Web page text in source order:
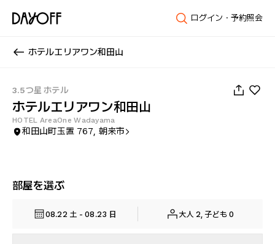
ログイン・予約照会
ホテルエリアワン和田山
3.5つ星 ホテル
ホテルエリアワン和田山
HOTEL AreaOne Wadayama
和田山町玉置 767, 朝来市
部屋を選ぶ
08.22 土 - 08.23 日 大人 2, 子ども 0